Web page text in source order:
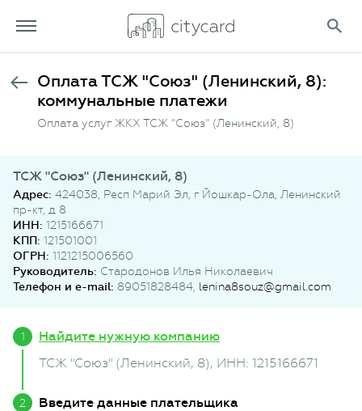
Оплата ТСЖ "Союз" (Ленинский, 8):
коммунальные платежи
Оплата услуг ЖКХ ТСЖ "Союз" (Ленинский, 8)
ТСЖ "Союз" (Ленинский, 8)
Адрес: 424038, Респ Марий Эл, г Йошкар-Ола, Ленинский
пр-кт, д 8
ИНН: 1215166671
КПП: 121501001
ОГРН: 1121215006560
Руководитель: Стародонов Илья Николаевич
Телефон и e-mail: 89051828484, lenina8souz@gmail.com
Найдите нужную компанию
ТСЖ "Союз" (Ленинский, 8), ИНН: 1215166671
Введите данные плательщика